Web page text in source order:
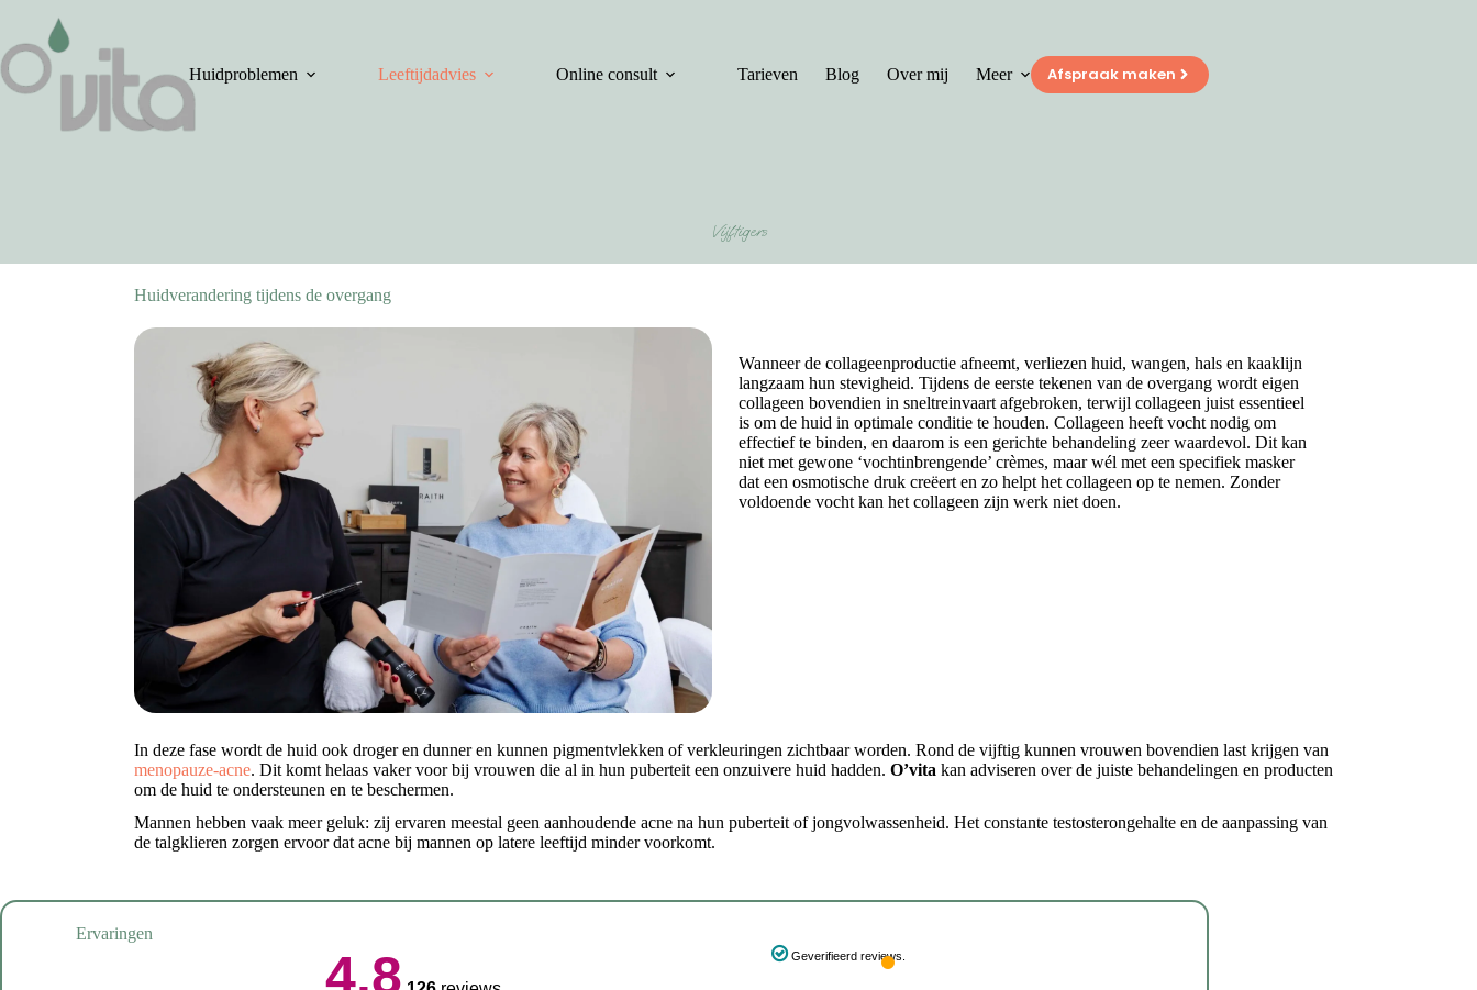
de
inhoud
Huidproblemen Leeftijdadvies Online consult Tarieven Blog Over mij Meer Afspraak maken
Vijftigers
Huidverandering tijdens de overgang
Wanneer de collageenproductie afneemt, verliezen huid, wangen, hals en kaaklijn
langzaam hun stevigheid. Tijdens de eerste tekenen van de overgang wordt eigen
collageen bovendien in sneltreinvaart afgebroken, terwijl collageen juist essentieel
is om de huid in optimale conditie te houden. Collageen heeft vocht nodig om
effectief te binden, en daarom is een gerichte behandeling zeer waardevol. Dit kan
niet met gewone ‘vochtinbrengende’ crèmes, maar wél met een specifiek masker
dat een osmotische druk creëert en zo helpt het collageen op te nemen. Zonder
voldoende vocht kan het collageen zijn werk niet doen.
In deze fase wordt de huid ook droger en dunner en kunnen pigmentvlekken of verkleuringen zichtbaar worden. Rond de vijftig kunnen vrouwen bovendien last krijgen van
menopauze-acne. Dit komt helaas vaker voor bij vrouwen die al in hun puberteit een onzuivere huid hadden. O’vita kan adviseren over de juiste behandelingen en producten
om de huid te ondersteunen en te beschermen.
Mannen hebben vaak meer geluk: zij ervaren meestal geen aanhoudende acne na hun puberteit of jongvolwassenheid. Het constante testosterongehalte en de aanpassing van
de talgklieren zorgen ervoor dat acne bij mannen op latere leeftijd minder voorkomt.
Ervaringen